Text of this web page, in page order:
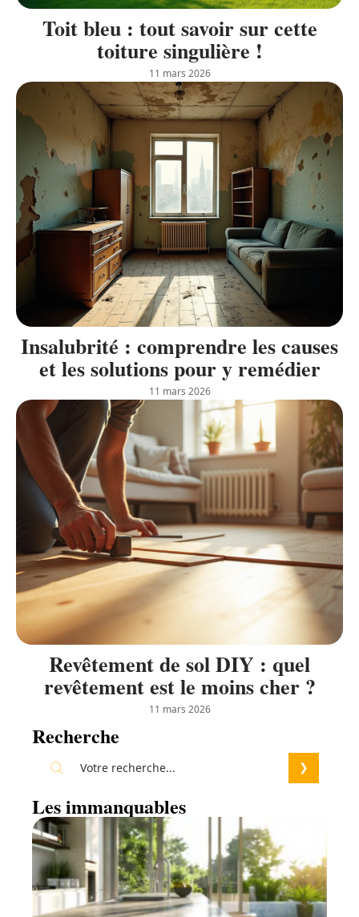
Toit bleu : tout savoir sur cette
toiture singulière !
11 mars 2026
Insalubrité : comprendre les causes
et les solutions pour y remédier
11 mars 2026
Revêtement de sol DIY : quel
revêtement est le moins cher ?
11 mars 2026
Recherche
Les immanquables